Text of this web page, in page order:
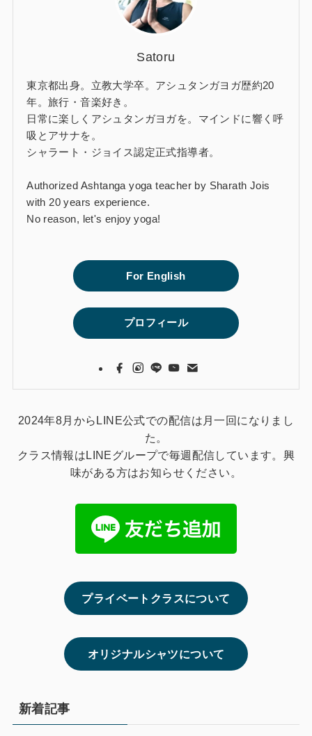
Satoru
東京都出身。立教大学卒。アシュタンガヨガ歴約20
年。旅行・音楽好き。
日常に楽しくアシュタンガヨガを。マインドに響く呼
吸とアサナを。
シャラート・ジョイス認定正式指導者。
Authorized Ashtanga yoga teacher by Sharath Jois
with 20 years experience.
No reason, let's enjoy yoga!
For English
プロフィール
2024年8月からLINE公式での配信は月一回になりまし
た。
クラス情報はLINEグループで毎週配信しています。興
味がある方はお知らせください。
プライベートクラスについて
オリジナルシャツについて
新着記事